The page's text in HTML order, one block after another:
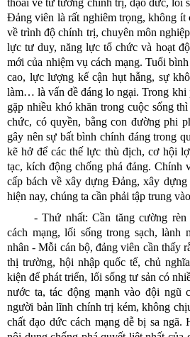
thoái về tư tưởng chính trị, đạo đức, lối
Đảng viên là rất nghiêm trọng, không ít
về trình độ chính trị, chuyên môn
lực tư duy, năng lực tổ chức và hoạt
mới của nhiệm vụ cách mạng. Tuổi
cao, lực lượng kế cận hụt hẫng, sự
làm… là vấn đề đáng lo ngại. Trong khi
gặp nhiều khó khăn trong cuộc sống
chức, có quyền, bằng con đường phi
gây nên sự bất bình chính đáng trong
kẽ hở để các thế lực thù địch, cơ hội
tạc, kích động chống phá đảng. Chính
cấp bách về xây dựng Đảng, xây
hiện nay, chúng ta cần phải tập trung
- Thứ nhất: Cần tăng cường
cách mạng, lối sống trong sạch, lành
nhân - Mỗi cán bộ, đảng viên cần thấy
thị trường, hội nhập quốc tế, chủ
kiện để phát triển, lối sống tư sản có
nước ta, tác động mạnh vào đội ngũ
người bản lĩnh chính trị kém, không
chất đạo dức cách mạng dễ bị sa